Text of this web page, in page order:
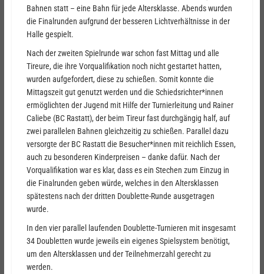
Bahnen statt – eine Bahn für jede Altersklasse. Abends wurden
die Finalrunden aufgrund der besseren Lichtverhältnisse in der
Halle gespielt.
Nach der zweiten Spielrunde war schon fast Mittag und alle
Tireure, die ihre Vorqualifikation noch nicht gestartet hatten,
wurden aufgefordert, diese zu schießen. Somit konnte die
Mittagszeit gut genutzt werden und die Schiedsrichter*innen
ermöglichten der Jugend mit Hilfe der Turnierleitung und Rainer
Caliebe (BC Rastatt), der beim Tireur fast durchgängig half, auf
zwei parallelen Bahnen gleichzeitig zu schießen. Parallel dazu
versorgte der BC Rastatt die Besucher*innen mit reichlich Essen,
auch zu besonderen Kinderpreisen – danke dafür. Nach der
Vorqualifikation war es klar, dass es ein Stechen zum Einzug in
die Finalrunden geben würde, welches in den Altersklassen
spätestens nach der dritten Doublette-Runde ausgetragen
wurde.
In den vier parallel laufenden Doublette-Turnieren mit insgesamt
34 Doubletten wurde jeweils ein eigenes Spielsystem benötigt,
um den Altersklassen und der Teilnehmerzahl gerecht zu
werden.